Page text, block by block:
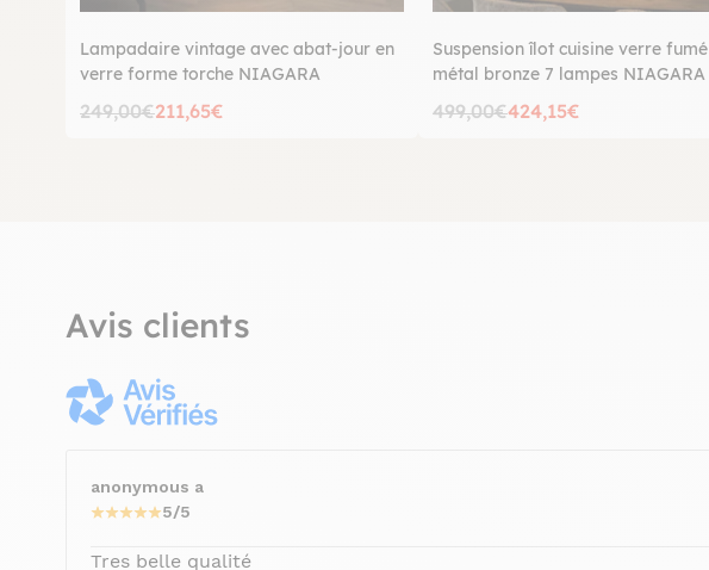
Lampadaire vintage avec abat-jour en
verre forme torche NIAGARA
249,00€211,65€
Suspension îlot cuisine verre fumé
métal bronze 7 lampes NIAGARA
499,00€424,15€
Avis clients
anonymous a
5/5
Tres belle qualité